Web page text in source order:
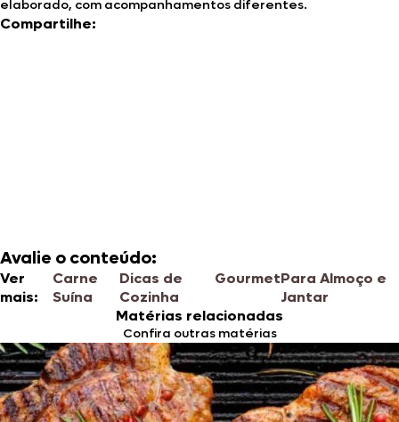
elaborado, com acompanhamentos diferentes.
Compartilhe:
Avalie o conteúdo:
Ver
mais:
Carne
Suína
Dicas de
Cozinha
GourmetPara Almoço e
Jantar
Matérias relacionadas
Confira outras matérias